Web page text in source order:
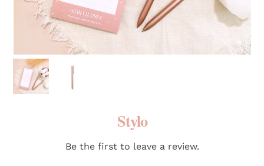
RECHERCHER:
Stylo
Be the first to leave a review.